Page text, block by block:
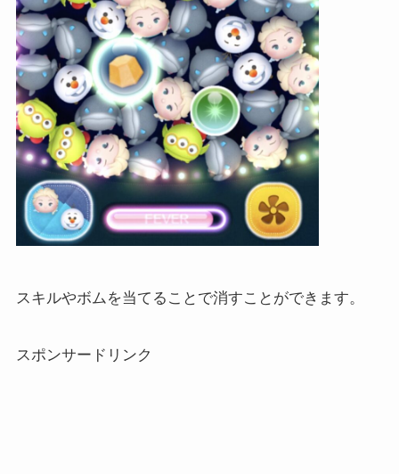
スキルやボムを当てることで消すことができます。
スポンサードリンク